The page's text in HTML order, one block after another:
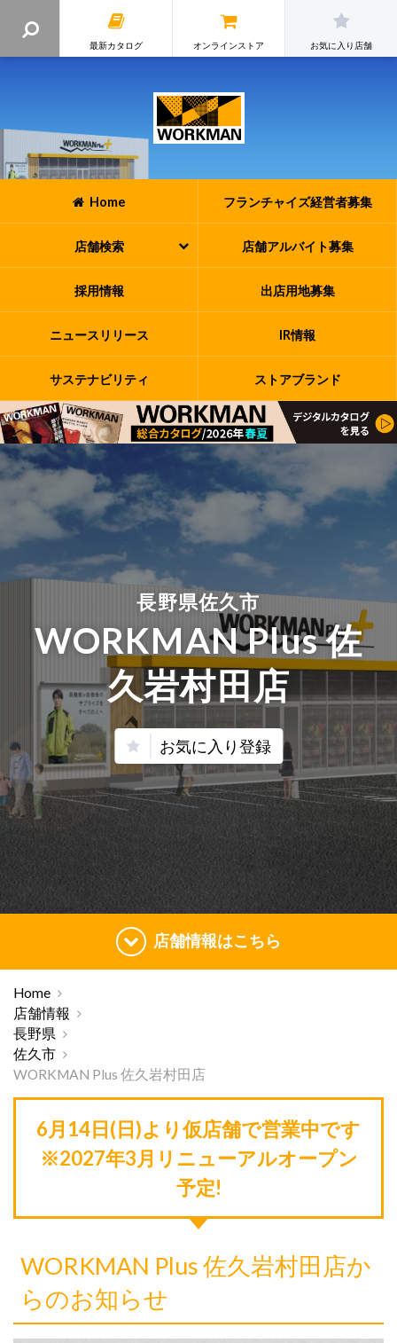
最新カタログ オンラインストア お気に入り店舗
Home フランチャイズ経営者募集
店舗検索 店舗アルバイト募集
採用情報 出店用地募集
ニュースリリース IR情報
サステナビリティ ストアブランド
長野県佐久市
WORKMAN Plus 佐
久岩村田店
お気に入り登録
店舗情報はこちら
Home
店舗情報
長野県
佐久市
WORKMAN Plus 佐久岩村田店
6月14日(日)より仮店舗で営業中です
※2027年3月リニューアルオープン
予定!
WORKMAN Plus 佐久岩村田店か
らのお知らせ